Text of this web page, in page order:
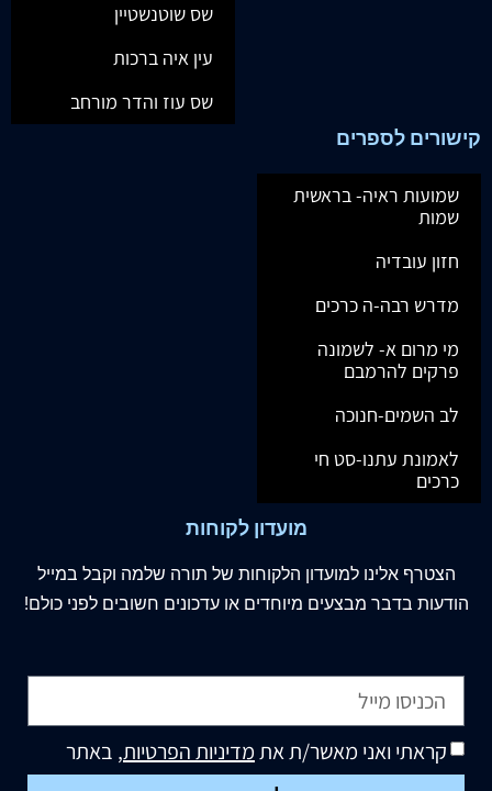
שס שוטנשטיין
עין איה ברכות
שס עוז והדר מורחב
קישורים לספרים
שמועות ראיה- בראשית
שמות
חזון עובדיה
מדרש רבה-ה כרכים
מי מרום א- לשמונה
פרקים להרמבם
לב השמים-חנוכה
לאמונת עתנו-סט חי
כרכים
מועדון לקוחות
הצטרף אלינו למועדון הלקוחות של תורה שלמה וקבל במייל
הודעות בדבר מבצעים מיוחדים או עדכונים חשובים לפני כולם!
קראתי ואני מאשר/ת אתמדיניות הפרטיות, באתר